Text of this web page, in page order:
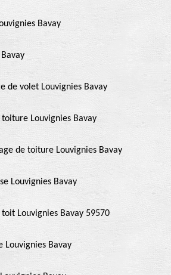
Bavay
de volet Louvignies Bavay
Louvignies Bavay
de toiture Louvignies Bavay
Louvignies Bavay
Louvignies Bavay 59570
Louvignies Bavay